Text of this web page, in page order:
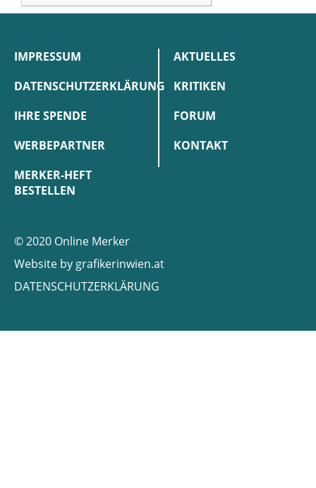
IMPRESSUM
DATENSCHUTZERKLÄRUNG
IHRE SPENDE
WERBEPARTNER
MERKER-HEFT
BESTELLEN
AKTUELLES
KRITIKEN
FORUM
KONTAKT
© 2020 Online Merker
Website by grafikerinwien.at
DATENSCHUTZERKLÄRUNG